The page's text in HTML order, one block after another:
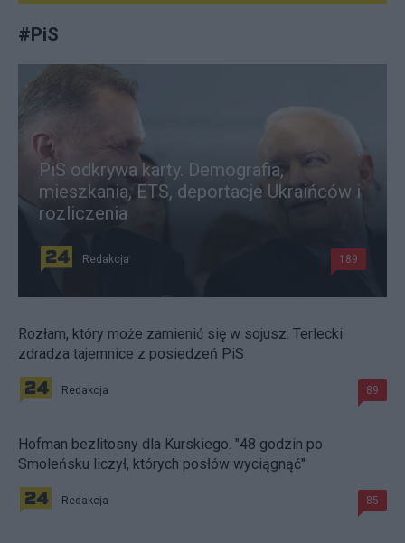
#PiS
PiS odkrywa karty. Demografia,
mieszkania, ETS, deportacje Ukraińców i
rozliczenia
Redakcja 189
Rozłam, który może zamienić się w sojusz. Terlecki
zdradza tajemnice z posiedzeń PiS
Redakcja 89
Hofman bezlitosny dla Kurskiego. "48 godzin po
Smoleńsku liczył, których posłów wyciągnąć"
Redakcja 85